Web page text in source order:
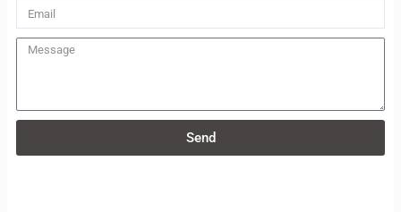
Email
Message
Send